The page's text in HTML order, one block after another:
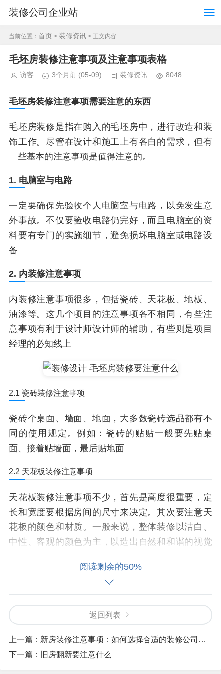
装修公司企业站
当前位置： 首页 > 装修资讯 > 正文内容
毛坯房装修注意事项及注意事项表格
访客 3个月前 (05-09) 装修资讯 8048
毛坯房装修注意事项需要注意的东西
毛坯房装修是指在购入的毛坯房中，进行改造和装
饰工作。尽管在设计和施工上有各自的需求，但有
一些基本的注意事项是值得注意的。
1. 电脑室与电路
一定要确保先验收个人电脑室与电路，以免发生意
外事故。不仅要验收电路仍完好，而且电脑室的资
料要有专门的实施细节，避免损坏电脑室或电路设
备
2. 内装修注意事项
内装修注意事项很多，包括瓷砖、天花板、地板、
油漆等。这几个项目的注意事项各不相同，有些注
意事项有利于设计师设计师的辅助，有些则是项目
经理的必知线上
2.1 瓷砖装修注意事项
瓷砖个桌面、墙面、地面，大多数瓷砖选品都有不
同的使用规定。例如：瓷砖的贴贴一般要先贴桌
面、接着贴墙面，最后贴地面
2.2 天花板装修注意事项
天花板装修注意事项不少，首先是高度很重要，定
长和宽度要根据房间的尺寸来决定。其次要注意天
花板的颜色和材质。一般来说，整体装修以洁白、
中性、客观的颜色为主，以造出自然和和谐的视觉
毛坯房装修注意事项，总的来说，离开一道工序及
材料，都是很严重的事情，所以您在设计和施工过
程中需要仔细考虑和处理好。毛坯房装修注意事项
服务于用户定制需求，以解决用户装修难题与痛
点。"
阅读剩余的50%
返回列表
上一篇： 新房装修注意事项：如何选择合适的装修公司和设计方案
下一篇：
旧房翻新要注意什么